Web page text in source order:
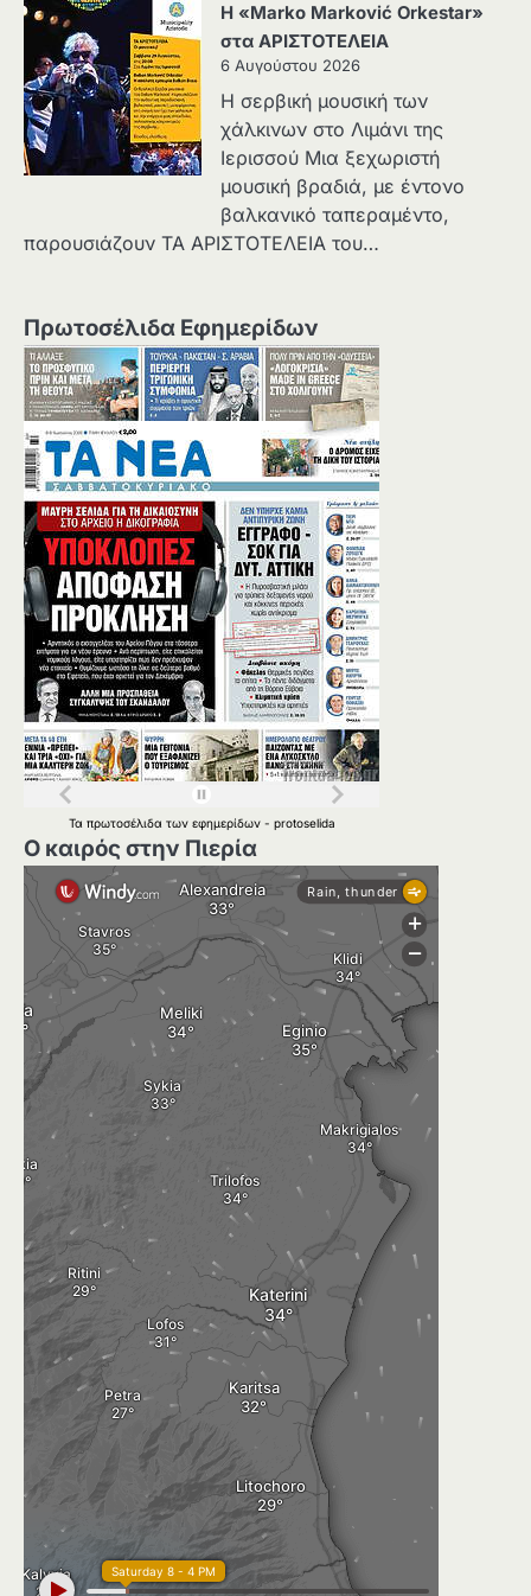
Η «Marko Marković Orkestar»
στα ΑΡΙΣΤΟΤΕΛΕΙΑ
6 Αυγούστου 2026
Η σερβική μουσική των
χάλκινων στο Λιμάνι της
Ιερισσού Μια ξεχωριστή
μουσική βραδιά, με έντονο
βαλκανικό ταπεραμέντο,
παρουσιάζουν ΤΑ ΑΡΙΣΤΟΤΕΛΕΙΑ του…
Πρωτοσέλιδα Εφημερίδων
Τα πρωτοσέλιδα των εφημερίδων - protoselida
Ο καιρός στην Πιερία